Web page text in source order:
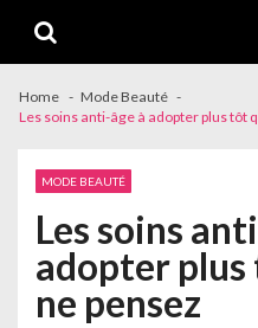
navigation
content
Home
Mode Beauté
Les soins anti-âge à adopter plus tôt
MODE BEAUTÉ
Les soins
adopter plus
ne pensez